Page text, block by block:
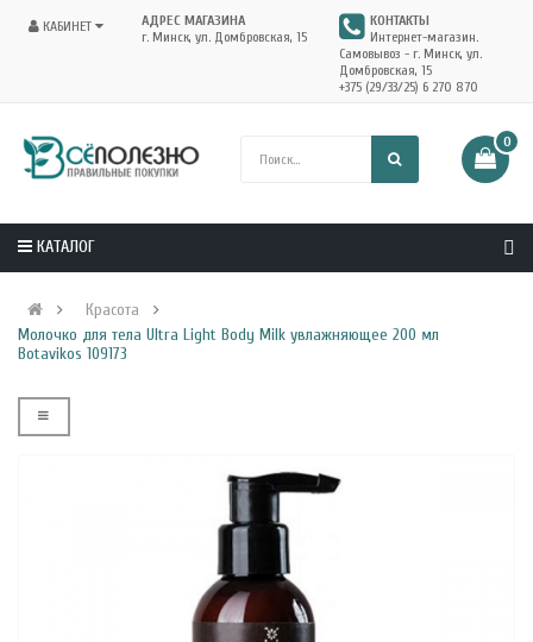
КАБИНЕТ
АДРЕС МАГАЗИНА
г. Минск, ул. Домбровская, 15
КОНТАКТЫ
Интернет-магазин.
Самовывоз - г. Минск, ул.
Домбровская, 15
+375 (29/33/25) 6 270 870
0
КАТАЛОГ
Красота
Молочко для тела Ultra Light Body Milk увлажняющее 200 мл
Botavikos 109173